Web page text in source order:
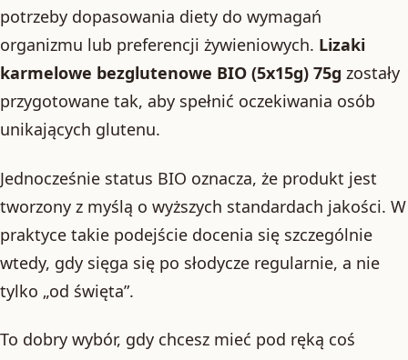
potrzeby dopasowania diety do wymagań
organizmu lub preferencji żywieniowych. Lizaki
karmelowe bezglutenowe BIO (5x15g) 75g zostały
przygotowane tak, aby spełnić oczekiwania osób
unikających glutenu.
Jednocześnie status BIO oznacza, że produkt jest
tworzony z myślą o wyższych standardach jakości. W
praktyce takie podejście docenia się szczególnie
wtedy, gdy sięga się po słodycze regularnie, a nie
tylko „od święta”.
To dobry wybór, gdy chcesz mieć pod ręką coś